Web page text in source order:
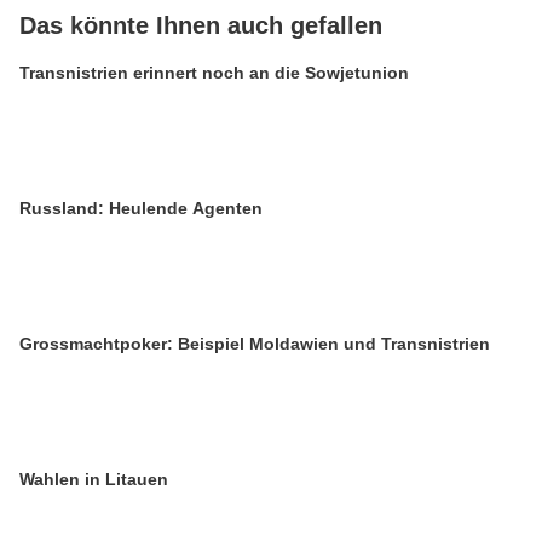
Das könnte Ihnen auch gefallen
Transnistrien erinnert noch an die Sowjetunion
Russland: Heulende Agenten
Grossmachtpoker: Beispiel Moldawien und Transnistrien
Wahlen in Litauen